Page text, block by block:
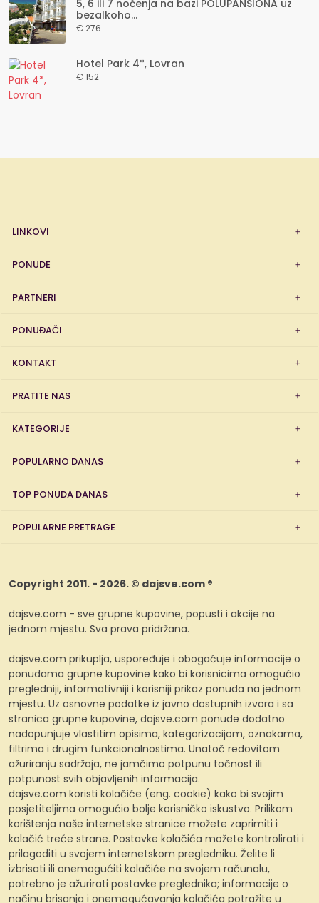
5, 6 ili 7 noćenja na bazi POLUPANSIONA uz
bezalkoho...
€ 276
Hotel Park 4*, Lovran
€ 152
LINKOVI
PONUDE
PARTNERI
PONUĐAČI
KONTAKT
PRATITE NAS
KATEGORIJE
POPULARNO DANAS
TOP PONUDA DANAS
POPULARNE PRETRAGE
Copyright 2011. - 2026. © dajsve.com ®
dajsve.com - sve grupne kupovine, popusti i akcije na
jednom mjestu. Sva prava pridržana.
dajsve.com prikuplja, uspoređuje i obogaćuje informacije o
ponudama grupne kupovine kako bi korisnicima omogućio
pregledniji, informativniji i korisniji prikaz ponuda na jednom
mjestu. Uz osnovne podatke iz javno dostupnih izvora i sa
stranica grupne kupovine, dajsve.com ponude dodatno
nadopunjuje vlastitim opisima, kategorizacijom, oznakama,
filtrima i drugim funkcionalnostima. Unatoč redovitom
ažuriranju sadržaja, ne jamčimo potpunu točnost ili
potpunost svih objavljenih informacija.
dajsve.com koristi kolačiće (eng. cookie) kako bi svojim
posjetiteljima omogućio bolje korisničko iskustvo. Prilikom
korištenja naše internetske stranice možete zaprimiti i
kolačić treće strane. Postavke kolačića možete kontrolirati i
prilagoditi u svojem internetskom pregledniku. Želite li
izbrisati ili onemogućiti kolačiće na svojem računalu,
potrebno je ažurirati postavke preglednika; informacije o
načinu brisanja i onemogućavanja kolačića potražite u